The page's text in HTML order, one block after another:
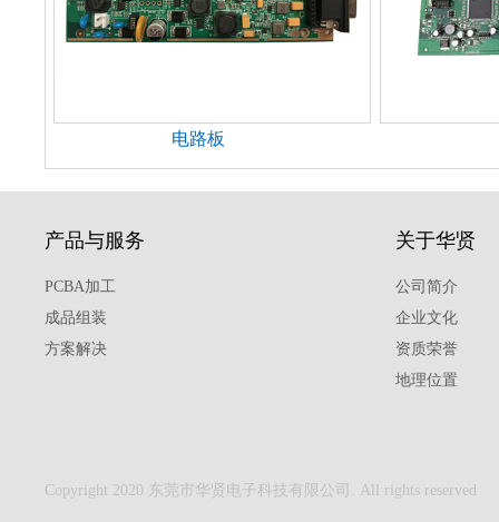
电路板
产品与服务
PCBA加工
成品组装
方案解决
关于华贤
公司简介
企业文化
资质荣誉
地理位置
Copyright 2020 东莞市华贤电子科技有限公司. All rights reserved